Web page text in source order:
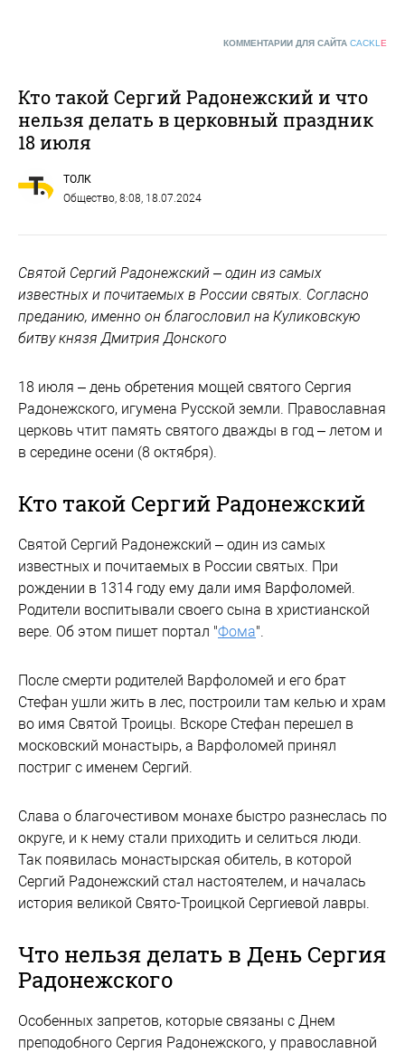
КОММЕНТАРИИ ДЛЯ САЙТА CACKLE
Кто такой Сергий Радонежский и что
нельзя делать в церковный праздник
18 июля
ТОЛК
Общество, 8:08, 18.07.2024
Святой Сергий Радонежский – один из самых
известных и почитаемых в России святых. Согласно
преданию, именно он благословил на Куликовскую
битву князя Дмитрия Донского
18 июля – день обретения мощей святого Сергия
Радонежского, игумена Русской земли. Православная
церковь чтит память святого дважды в год – летом и
в середине осени (8 октября).
Кто такой Сергий Радонежский
Святой Сергий Радонежский – один из самых
известных и почитаемых в России святых. При
рождении в 1314 году ему дали имя Варфоломей.
Родители воспитывали своего сына в христианской
вере. Об этом пишет портал "Фома".
После смерти родителей Варфоломей и его брат
Стефан ушли жить в лес, построили там келью и храм
во имя Святой Троицы. Вскоре Стефан перешел в
московский монастырь, а Варфоломей принял
постриг с именем Сергий.
Слава о благочестивом монахе быстро разнеслась по
округе, и к нему стали приходить и селиться люди.
Так появилась монастырская обитель, в которой
Сергий Радонежский стал настоятелем, и началась
история великой Свято-Троицкой Сергиевой лавры.
Что нельзя делать в День Сергия
Радонежского
Особенных запретов, которые связаны с Днем
преподобного Сергия Радонежского, у православной